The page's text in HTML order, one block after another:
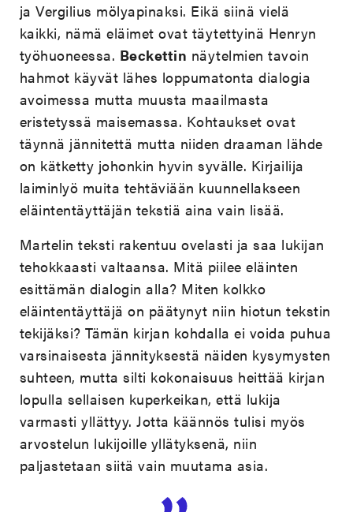
ja Vergilius mölyapinaksi. Eikä siinä vielä
kaikki, nämä eläimet ovat täytettyinä Henryn
työhuoneessa. Beckettin näytelmien tavoin
hahmot käyvät lähes loppumatonta dialogia
avoimessa mutta muusta maailmasta
eristetyssä maisemassa. Kohtaukset ovat
täynnä jännitettä mutta niiden draaman lähde
on kätketty johonkin hyvin syvälle. Kirjailija
laiminlyö muita tehtäviään kuunnellakseen
eläintentäyttäjän tekstiä aina vain lisää.
Martelin teksti rakentuu ovelasti ja saa lukijan
tehokkaasti valtaansa. Mitä piilee eläinten
esittämän dialogin alla? Miten kolkko
eläintentäyttäjä on päätynyt niin hiotun tekstin
tekijäksi? Tämän kirjan kohdalla ei voida puhua
varsinaisesta jännityksestä näiden kysymysten
suhteen, mutta silti kokonaisuus heittää kirjan
lopulla sellaisen kuperkeikan, että lukija
varmasti yllättyy. Jotta käännös tulisi myös
arvostelun lukijoille yllätyksenä, niin
paljastetaan siitä vain muutama asia.